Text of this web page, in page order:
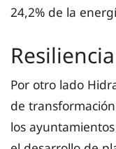
24,2% de la
Resiliencia
Por otro lado
de
los